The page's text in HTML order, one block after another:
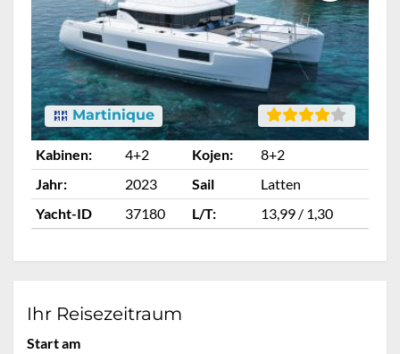
Martinique
Kabinen: 4+2 Kojen:
8+2
Jahr:
2023 Sail
Latten
Yacht-ID
37180 L/T: 13,99 / 1,30
Ihr Reisezeitraum
Start am